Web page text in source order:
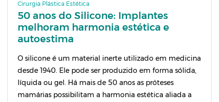
Cirurgia Plástica Estética
50 anos do Silicone: Implantes
melhoram harmonia estética e
autoestima
O silicone é um material inerte utilizado em medicina
desde 1940. Ele pode ser produzido em forma sólida,
líquida ou gel. Há mais de 50 anos as próteses
mamárias possibilitam a harmonia estética aliada a